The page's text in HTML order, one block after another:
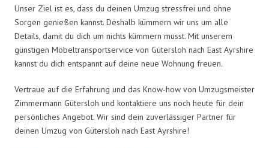
Unser Ziel ist es, dass du deinen Umzug stressfrei und ohne
Sorgen genießen kannst. Deshalb kümmern wir uns um alle
Details, damit du dich um nichts kümmern musst. Mit unserem
günstigen Möbeltransportservice von Gütersloh nach East Ayrshire
kannst du dich entspannt auf deine neue Wohnung freuen.
Vertraue auf die Erfahrung und das Know-how von Umzugsmeister
Zimmermann Gütersloh und kontaktiere uns noch heute für dein
persönliches Angebot. Wir sind dein zuverlässiger Partner für
deinen Umzug von Gütersloh nach East Ayrshire!